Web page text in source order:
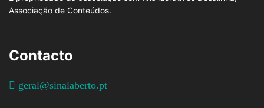
Associação de Conteúdos.
Contacto
geral@sinalaberto.pt